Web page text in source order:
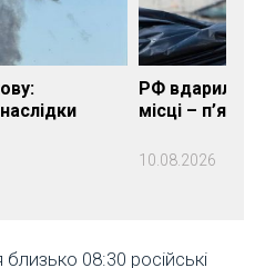
РФ вдарила
місці –
10.08.2026
08:30 російські